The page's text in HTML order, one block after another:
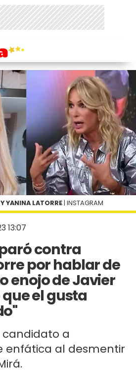
13:07
contra
por hablar de
enojo de Javier
que el gusta
candidato a
enfática al desmentir
YANINA LATORRE | INSTAGRAM